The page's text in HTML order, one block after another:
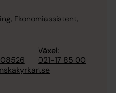
Ekonomiassistent,
Växel:
021-17 85 00